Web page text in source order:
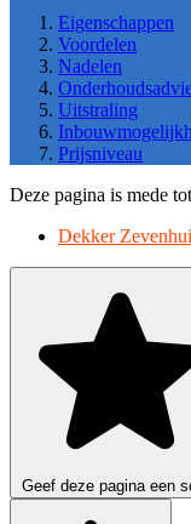
Eigenschappen
Voordelen
Nadelen
Uitstraling
Prijsniveau
Deze pagina is mede
Dekker
Geef deze pagina een